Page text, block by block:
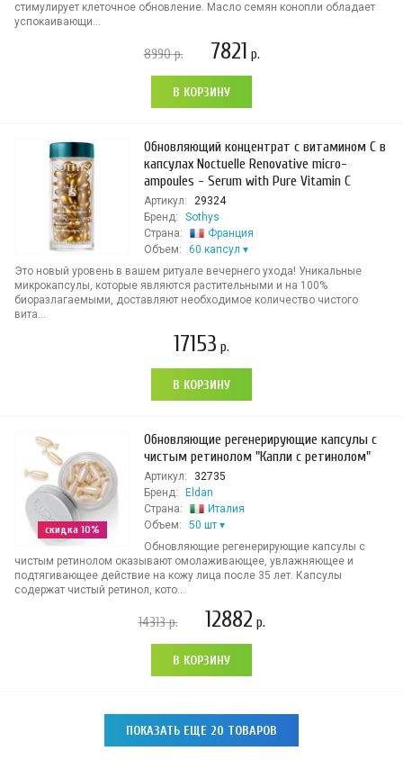
стимулирует клеточное обновление. Масло семян конопли обладает
успокаивающи...
8990р. 7821 р.
В КОРЗИНУ
Обновляющий концентрат с витамином C в
капсулах Noctuelle Renovative micro-
ampoules - Serum with Pure Vitamin C
Артикул:
29324
Бренд:
Sothys
Страна:
Франция
Объем:
60 капсул
Это новый уровень в вашем ритуале вечернего ухода! Уникальные
микрокапсулы, которые являются растительными и на 100%
биоразлагаемыми, доставляют необходимое количество чистого
вита...
17153 р.
В КОРЗИНУ
скидка 10%
Обновляющие регенерирующие капсулы с
чистым ретинолом "Капли с ретинолом"
Артикул:
32735
Бренд:
Eldan
Страна:
Италия
Объем:
50 шт
Обновляющие регенерирующие капсулы с
чистым ретинолом оказывают омолаживающее, увлажняющее и
подтягивающее действие на кожу лица после 35 лет. Капсулы
содержат чистый ретинол, кото...
14313р. 12882 р.
В КОРЗИНУ
ПОКАЗАТЬ ЕЩЕ 20 ТОВАРОВ